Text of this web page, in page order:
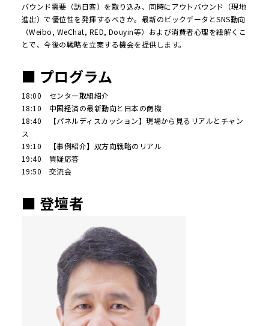
バウンド需要（訪日客）を取り込み、同時にアウトバウンド（現地
進出）で優位性を発揮するべきか。最新のビックデータとSNS動向
（Weibo, WeChat, RED, Douyin等）および消費者心理を紐解くこ
とで、今後の戦略を立案する機会を提供します。
■ プログラム
18:00 センター取組紹介
18:10 中国経済の最新動向と日本の商機
18:40 【パネルディスカッション】現場から見るリアルとチャン
ス
19:10 【事例紹介】双方向戦略のリアル
19:40 質疑応答
19:50 交流会
■ 登壇者